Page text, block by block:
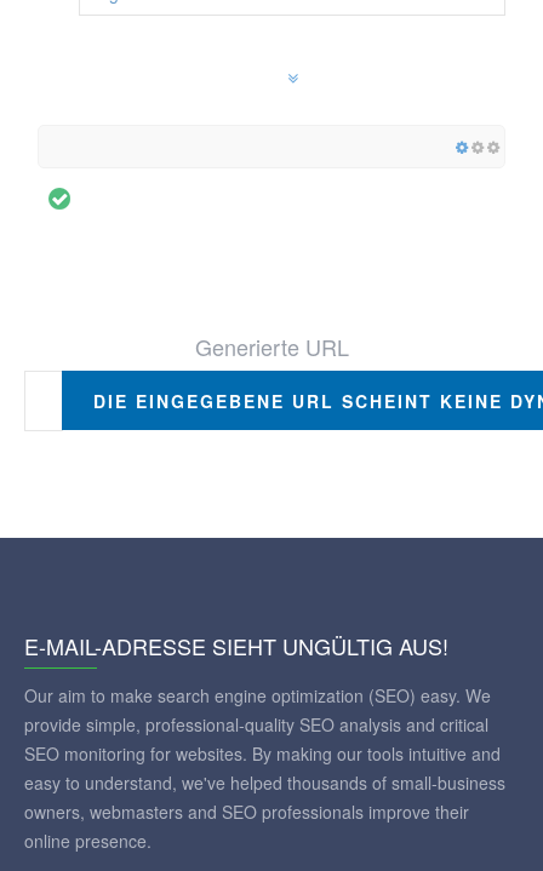
Generierte URL
DIE EINGEGEBENE URL SCHEINT KEINE
E-MAIL-ADRESSE SIEHT UNGÜLTIG AUS!
Our aim to make search engine optimization (SEO) easy. We
provide simple, professional-quality SEO analysis and critical
SEO monitoring for websites. By making our tools intuitive and
easy to understand, we've helped thousands of small-business
owners, webmasters and SEO professionals improve their
online presence.